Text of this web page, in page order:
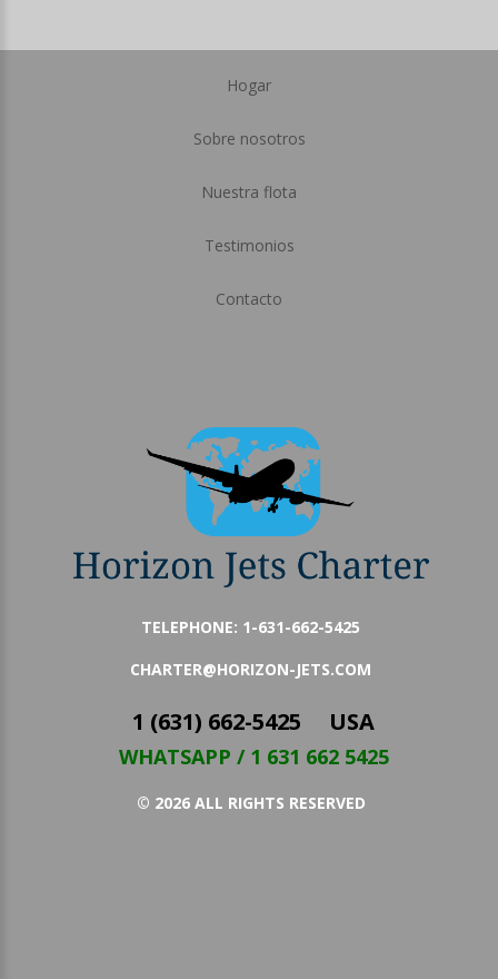
Hogar
Sobre nosotros
Nuestra flota
Testimonios
Contacto
TELEPHONE: 1-631-662-5425
CHARTER@HORIZON-JETS.COM
1 (631) 662-5425 USA
WHATSAPP / 1 631 662 5425
© 2026ALL RIGHTS RESERVED